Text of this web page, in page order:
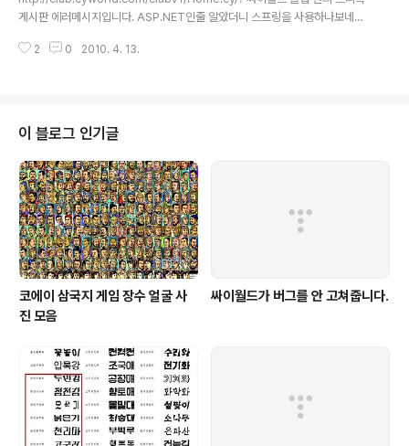
버 내용이 확산되게 할 수 있을 겁니다. 전자촛불을 끄려면 한 휴대폰만 압수한
게시판 에러메시지입니다. ASP.NET인줄 알았더니 스프링을 사용하나보네요.
--------------------------------------------------- Index was o
2 0 2010. 4. 13.
이 블로그 인기글
코에이 삼국지 게임 장수 얼굴 사
진 모음
싸이월드가 버그를 안 고쳐줍니다.